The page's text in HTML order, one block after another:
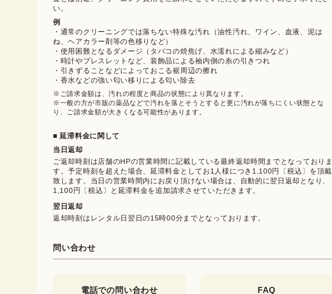
い。
例
・通常のクリーニングでは落ちない特殊な汚れ（油性汚れ、ワイン、血液、泥は
ね、ヘアカラー剤等の色移りなど）
・使用困難となるダメージ（タバコの焼焦げ、水濡れによる縮みなど）
・時計やブレスレットなど、装飾品による袖内側の糸の引きつれ
・引きずることなどによっておこる裾周辺の擦れ
・香水などの強い匂い移りによる匂い除去
※ご請求金額は、汚れの程度と商品の状態により異なります。
※一般の方が市販の薬品などで汚れを落とそうとすると更に汚れが落ちにくい状態とな
り、ご請求金額が大きくなる可能性があります。
■ 延滞料金に関して
当日返却
ご返却時刻は店舗のHPの営業時間に記載している最終返却時間までとなっておりま
す。予定時刻を超えた場合、延滞料金としてお1人様につき1,100円〔税込〕を頂戴
致します。当日の営業時間内にお戻り頂けない場合は、自動的に翌日返却となり、
1,100円〔税込〕と延滞料金を追加請求させていただきます。
翌日返却
返却時刻はレンタル日翌日の15時00分までとなっております。
問い合わせ
電話での問い合わせ FAQ